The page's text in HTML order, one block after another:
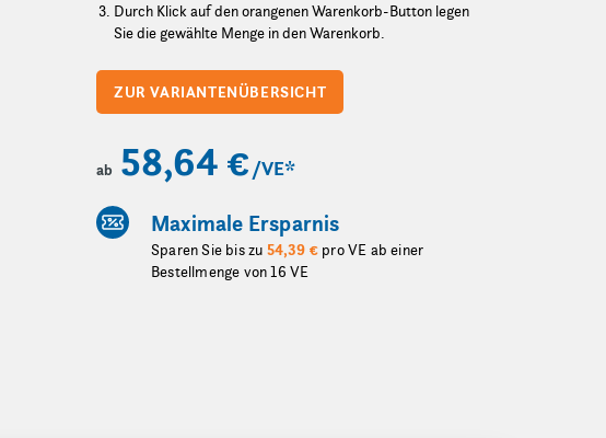
Durch Klick auf den orangenen Warenkorb-Button legen
Sie die gewählte Menge in den Warenkorb.
ZUR VARIANTENÜBERSICHT
ab 58,64 € /VE*
Maximale Ersparnis
Sparen Sie bis zu 54,39 € pro VE ab einer
Bestellmenge von 16 VE